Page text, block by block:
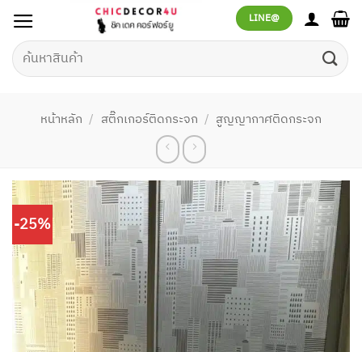
เนื้อหา
LINE@
ค้นหา:
หน้าหลัก / สติ๊กเกอร์ติดกระจก / สูญญากาศติดกระจก
-25%